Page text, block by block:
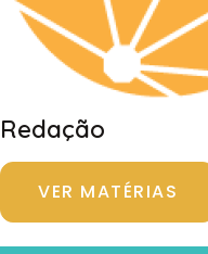
Redação
VER MATÉRIAS